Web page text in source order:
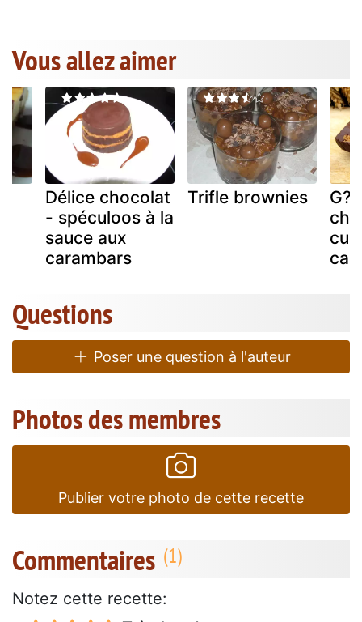
Vous allez aimer
Délice chocolat
- spéculoos à la
sauce aux
carambars
Trifle brownies
Questions
Poser une question à l'auteur
Photos des membres
Publier votre photo de cette recette
Commentaires
Notez cette recette: